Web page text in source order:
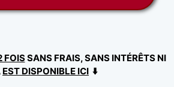
FOISSANS FRAIS, SANS INTÉRÊTS NI
EST DISPONIBLE ICI ⬇️